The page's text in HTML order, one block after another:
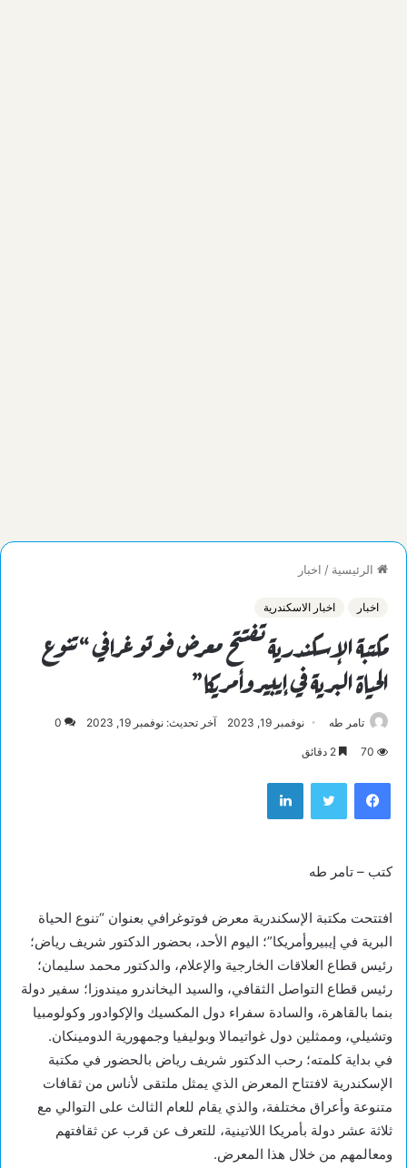
الرئيسية / اخبار
اخبار اخبار الاسكندرية
مكتبة الإسكندرية تفتتح معرض فوتوغرافي “تنوع
الحياة البرية في إيبيروأمريكا”
تامر طه نوفمبر 19, 2023 آخر تحديث: نوفمبر 19, 2023 0
70
فيسبوك تويتر لينكدإن
كتب – تامر طه
افتتحت مكتبة الإسكندرية معرض فوتوغرافي بعنوان “تنوع الحياة
البرية في إيبيروأمريكا”؛ اليوم الأحد، بحضور الدكتور شريف رياض؛
رئيس قطاع العلاقات الخارجية والإعلام، والدكتور محمد سليمان؛
رئيس قطاع التواصل الثقافي، والسيد اليخاندرو ميندوزا؛ سفير دولة
بنما بالقاهرة، والسادة سفراء دول المكسيك والإكوادور وكولومبيا
وتشيلي، وممثلين دول غواتيمالا وبوليفيا وجمهورية الدومينكان.
في بداية كلمته؛ رحب الدكتور شريف رياض بالحضور في مكتبة
الإسكندرية لافتتاح المعرض الذي يمثل ملتقى لأناس من ثقافات
متنوعة وأعراق مختلفة، والذي يقام للعام الثالث على التوالي مع
ثلاثة عشر دولة بأمريكا اللاتينية، للتعرف عن قرب عن ثقافتهم
ومعالمهم من خلال هذا المعرض.